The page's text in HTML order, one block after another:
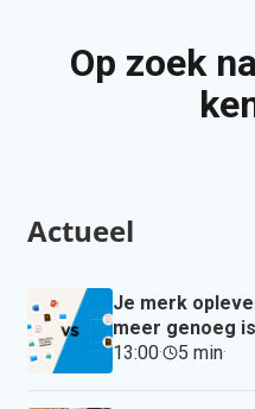
Op zoek
Actueel
Je merk
meer genoeg is
13:00· 5 min·